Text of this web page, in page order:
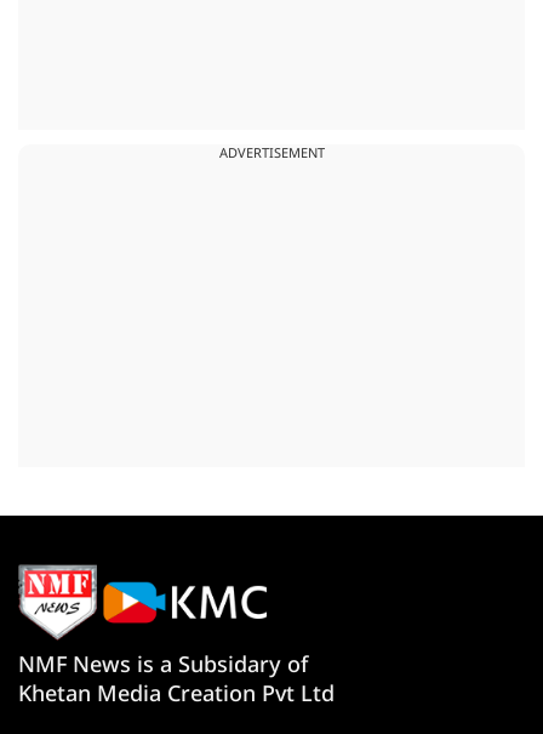
ADVERTISEMENT
NMF News is a Subsidary of
Khetan Media Creation Pvt Ltd